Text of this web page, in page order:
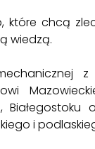
które chcą
wiedzą.
i